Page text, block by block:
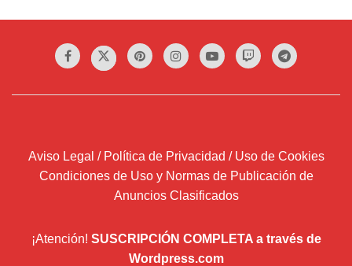
Aviso Legal / Política de Privacidad / Uso de Cookies
Condiciones de Uso y Normas de Publicación de
Anuncios Clasificados
¡Atención! SUSCRIPCIÓN COMPLETA a través de
Wordpress.com